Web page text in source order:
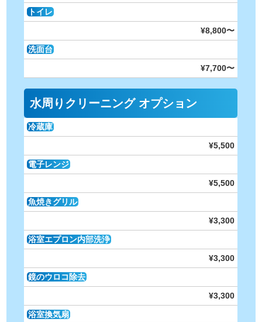
トイレ
¥8,800〜
洗面台
¥7,700〜
水周りクリーニング オプション
冷蔵庫
¥5,500
電子レンジ
¥5,500
魚焼きグリル
¥3,300
浴室エプロン内部洗浄
¥3,300
鏡のウロコ除去
¥3,300
浴室換気扇